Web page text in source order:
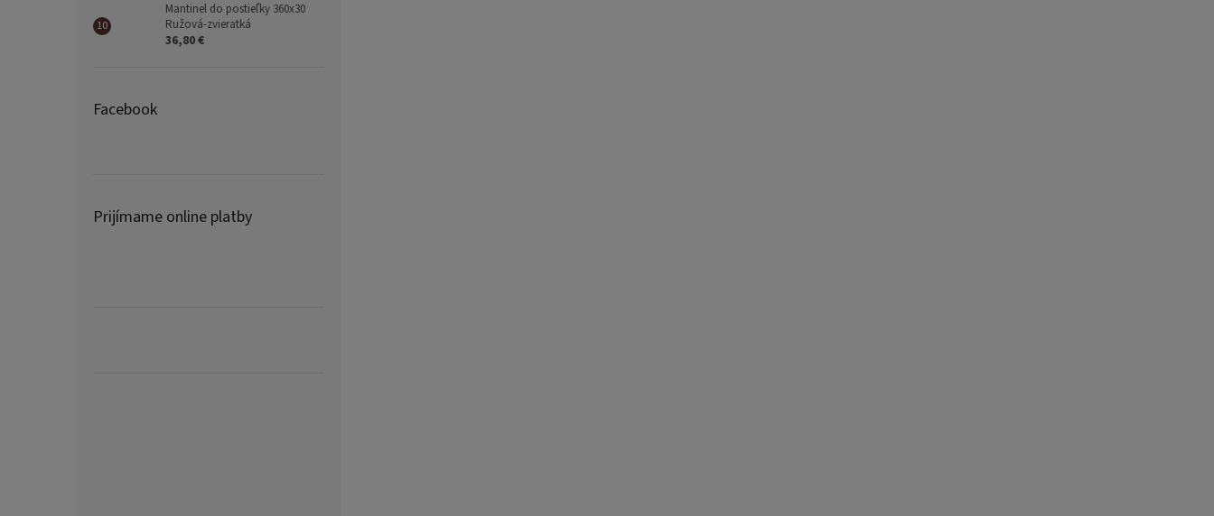
Mantinel do postieľky 360x30
Ružová-zvieratká
36,80 €
Facebook
Prijímame online platby